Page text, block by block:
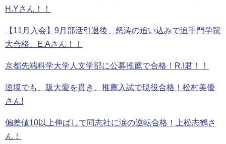
H.Yさん！！
【11月入会】9月部活引退後、怒涛の追い込みで追手門学院
大合格、E.Aさん！！
京都先端科学大学人文学部に公募推薦で合格！R.I君！！
逆境でも、阪大愛を貫き、推薦入試で現役合格！松村美優
さん!
偏差値10以上伸ばして同志社に涙の逆転合格！上松志鶴さ
ん！